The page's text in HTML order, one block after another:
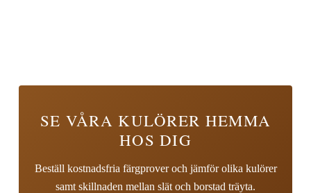
SE VÅRA KULÖRER HEMMA
HOS DIG
Beställ kostnadsfria färgprover och jämför olika kulörer
samt skillnaden mellan slät och borstad träyta.